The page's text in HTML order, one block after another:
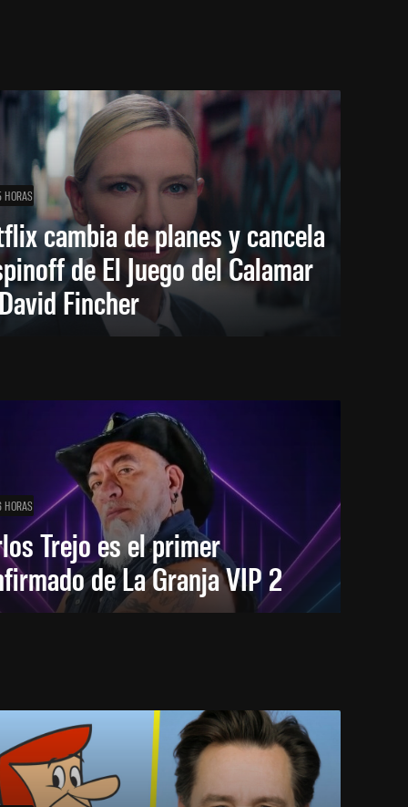
HORAS
cambia de planes y cancela
de El Juego del Calamar
Fincher
HORAS
Trejo es el primer
de La Granja VIP 2